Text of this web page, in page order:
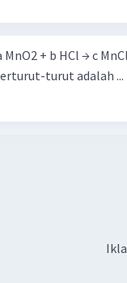
+ b HCl → c
turut adalah ...